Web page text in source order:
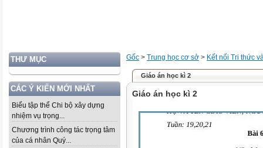
THƯ MỤC
CÁC Ý KIẾN MỚI NHẤT
Biểu tập thể Chi bộ xây dựng
nhiệm vụ trọng...
Chương trình công tác trọng tâm
của cá nhân Quý...
Gốc > Trung học cơ sở > Kết nối Tri thức
Giáo án học kì 2
Giáo án học kì 2